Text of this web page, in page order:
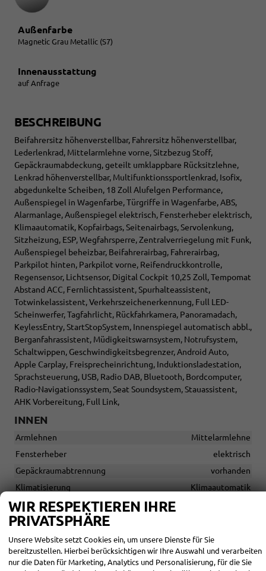
Außenfarbe
Magnetic Grau Metallic (S7)
Innenausstattung
auf Anfrage
BESCHREIBUNG
Beifahrersitz höhenverstellbar, Fahrersitz höhenverstellbar,
Lederlenkrad, Mittelarmlehne vorne, Sitzbezug Stoff,
Gepäckraumabdeckung, geteilt umklappbare Rücksitzlehne,
Lenkrad höhenverstellbar, Multifunktionssportlenkrad, Isofix,
abgedunkelte Scheiben, 18 Zoll Alufelgen Performance,
Außenspiegel in Wagenfarbe, Türgriffe in Wagenfarbe, ABS,
Alarmanlage, Außenspiegel elektrisch, Fensterheber elektrisch,
Klimaautomatik, Kopfairbags, Seitenairbags, Servolenkung,
Sitzheizung, ESP, Wegfahrsperre, Zentralverriegelung mit Funk,
Außenspiegel beheizbar, Beifahrerairbag, Fahrerairbag,
Parkpilot hinten, Parkpilot vorne, Reifendruckkontrolle,
Regensensor, Lichtsensor, Digital Cockpit 10,25 Zoll, Tempomat
Abstand ACC, Fernlichtassistent, Spurhalteassistent,
Totwinkelassistent, Verkehrszeichenerkennung, Full LED-
Scheinwerfer, Tagfahrlicht, Rückfahrkamera, Panoramadach,
KeylessEntry, StartStopSystem, Innenspiegel automatisch abbl.,
Berganfahrassistent, Müdigkeitswarnsystem, Notrufsystem,
Schaltwippen, Geschwindigkeitsbegrenzer, Android Auto,
Apple Carplay, Freisprecheinrichtung, Induktionsladestation,
Sprachsteuerung, USB, Radio DAB, Bluetooth, Bordcomputer,
Radio-Navigationssystem, Seat Soundsystem, Stauassistent,
AHK Vorbereitung, Full Link,
INNEN
Armlehnen
Mittelarmlehne
Fensterheber
elektrisch
Gepäckraumabtrennung
vorhanden
Klimatisierung
Klimaautomatik
Lenkrad
in Leder, höhenverstellbar, mit Multifunktionen, mit
Schaltwippen
Sitze
Isofix (Kindersitzbefestigung), Rücksitzbank hinten geteilt,
Sitzheizung
WIR RESPEKTIEREN IHRE
PRIVATSPHÄRE
Unsere Website setzt Cookies ein, um unsere Dienste für Sie
bereitzustellen. Hierbei berücksichtigen wir Ihre Auswahl und verarbeiten
nur die Daten für Marketing, Analytics und Personalisierung, für die Sie